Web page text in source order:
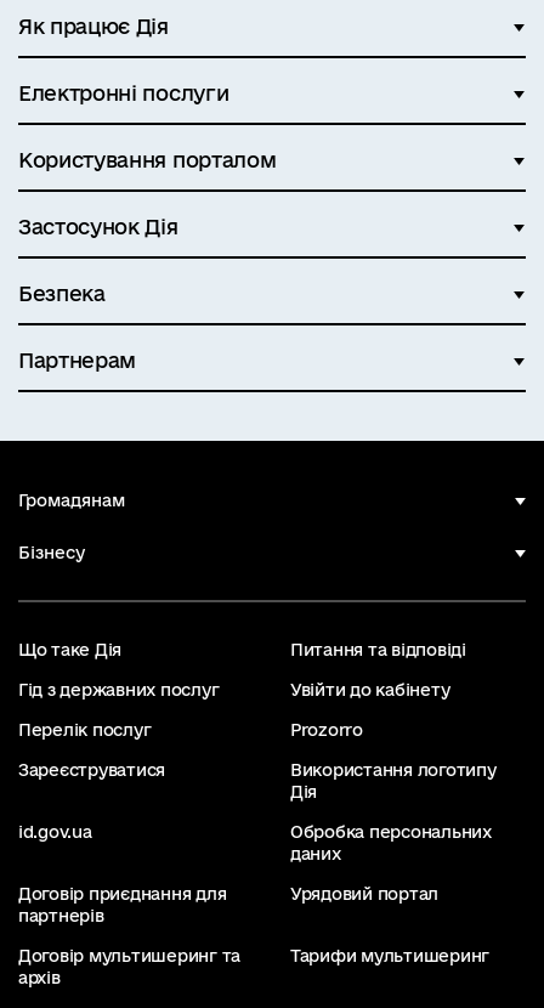
Як працює Дія
Електронні послуги
Користування порталом
Застосунок Дія
Безпека
Партнерам
Громадянам
Бізнесу
Що таке Дія Питання та відповіді
Гід з державних послуг Увійти до кабінету
Перелік послуг Prozorro
Зареєструватися
Використання логотипу
Дія
id.gov.ua
Обробка персональних
даних
Договір приєднання для
партнерів
Урядовий портал
Договір мультишеринг та
архів
Тарифи мультишеринг